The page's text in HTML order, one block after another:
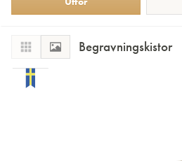
Begravningskistor